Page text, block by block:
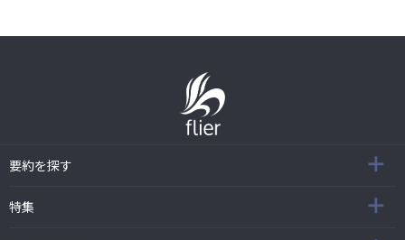
要約を探す
特集